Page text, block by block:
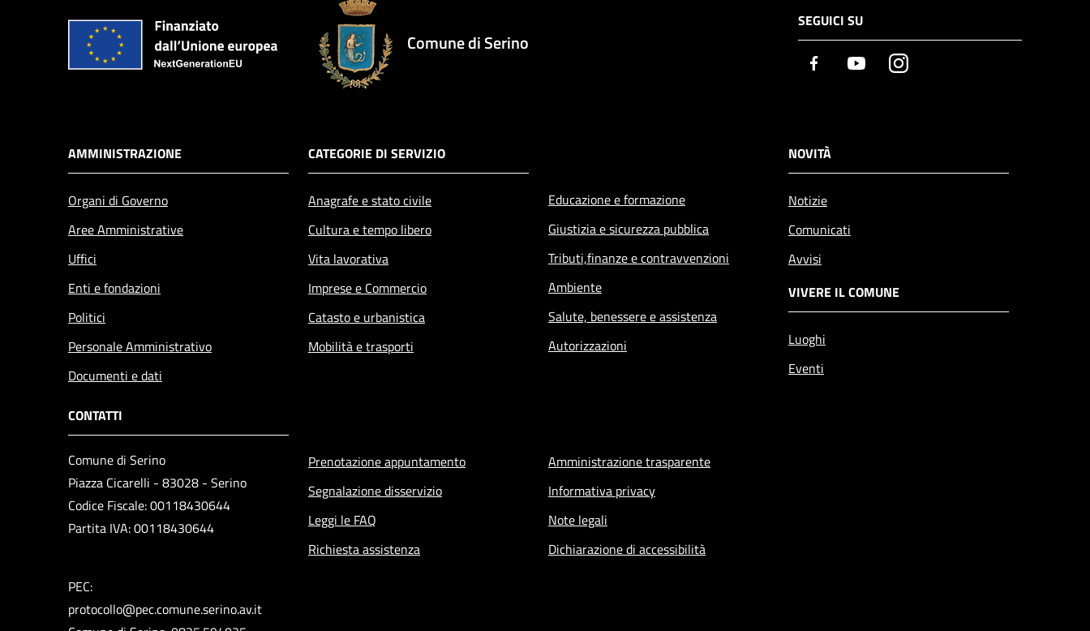
Comune di Serino
SEGUICI SU
Facebook YoutubeInstagram
AMMINISTRAZIONE
Organi di Governo
Aree Amministrative
Uffici
Enti e fondazioni
Politici
Personale Amministrativo
Documenti e dati
CATEGORIE DI SERVIZIO
Anagrafe e stato civile
Cultura e tempo libero
Vita lavorativa
Imprese e Commercio
Catasto e urbanistica
Mobilità e trasporti
Educazione e formazione
Giustizia e sicurezza pubblica
Tributi,finanze e contravvenzioni
Ambiente
Salute, benessere e assistenza
Autorizzazioni
NOVITÀ
Notizie
Comunicati
Avvisi
VIVERE IL COMUNE
Luoghi
Eventi
CONTATTI
Comune di Serino
Piazza Cicarelli - 83028 - Serino
Codice Fiscale: 00118430644
Partita IVA: 00118430644
PEC:
protocollo@pec.comune.serino.av.it
Prenotazione appuntamento
Segnalazione disservizio
Leggi le FAQ
Richiesta assistenza
Amministrazione trasparente
Informativa privacy
Note legali
Dichiarazione di accessibilità